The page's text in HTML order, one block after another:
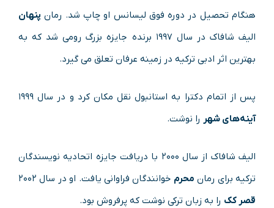
هنگام تحصیل در دوره فوق لیسانس او چاپ شد. رمان پنهان
الیف شافاک در سال ۱۹۹۷ برنده جایزه بزرگ رومی شد که به
بهترین اثر ادبی ترکیه در زمینه عرفان تعلق می گیرد.
پس از اتمام دکترا به استانبول نقل مکان کرد و در سال ۱۹۹۹
آینه‌های شهر را نوشت.
الیف شافاک از سال ۲۰۰۰ با دریافت جایزه اتحادیه نویسندگان
ترکیه برای رمان محرم خوانندگان فراوانی یافت. او در سال ۲۰۰۲
قصر کک را به زبان ترکی نوشت که پرفروش بود.